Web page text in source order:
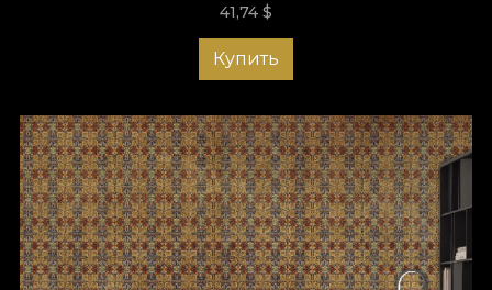
41,74 $
Купить